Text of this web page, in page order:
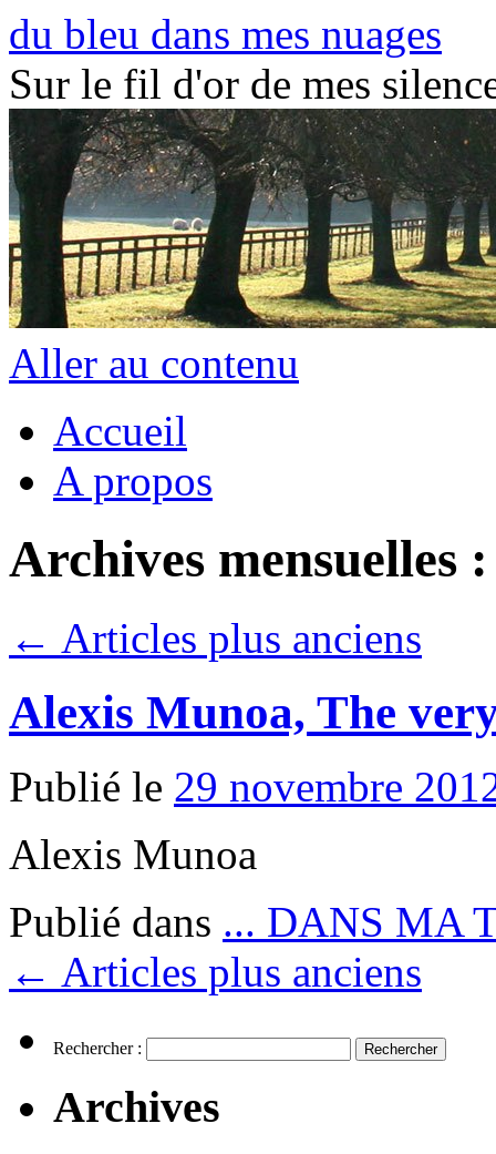
du bleu dans mes nuages
Sur le fil d'or de mes
Aller au contenu
Accueil
A propos
Archives mensuelles
← Articles plus anciens
Alexis Munoa, The
Publié le 29 novembre
Alexis Munoa
Publié dans ... DANS MA
← Articles plus anciens
Rechercher :
Archives